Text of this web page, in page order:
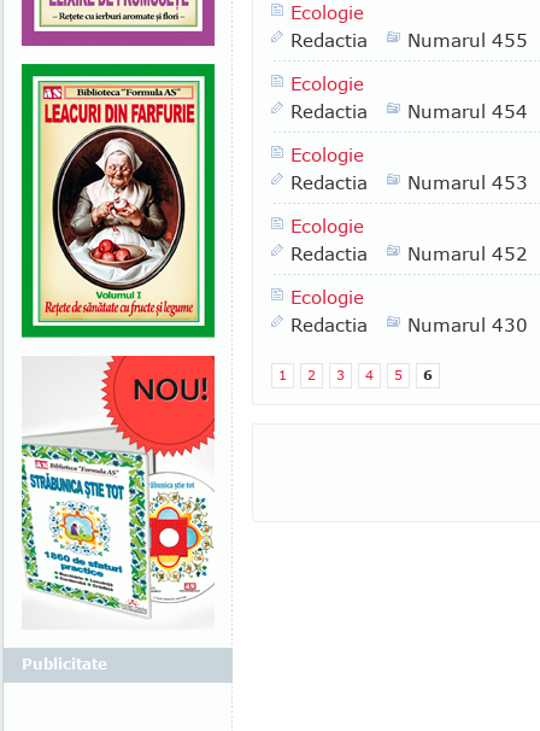
Ecologie
Redactia
Numarul 455
Ecologie
Redactia
Numarul 454
Ecologie
Redactia
Numarul 453
Ecologie
Redactia
Numarul 452
Ecologie
Redactia
Numarul 430
1 2 3 4 5 6
Publicitate